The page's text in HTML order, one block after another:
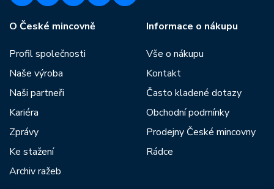
O České mincovně
Profil společnosti
Naše výroba
Naši partneři
Kariéra
Zprávy
Ke stažení
Archiv ražeb
Informace o nákupu
Vše o nákupu
Kontakt
Často kladené dotazy
Obchodní podmínky
Prodejny České mincovny
Rádce